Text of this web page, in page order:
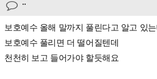
ᆢ
보호예수 올해 말까지 풀린다고 알고 있는
보호예수 풀리면 더 떨어질텐데
천천히 보고 들어가야 할듯해요